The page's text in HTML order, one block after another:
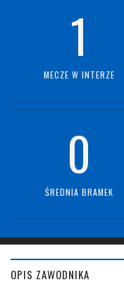
1
MECZE W INTERZE
0
ŚREDNIA BRAMEK
OPIS ZAWODNIKA